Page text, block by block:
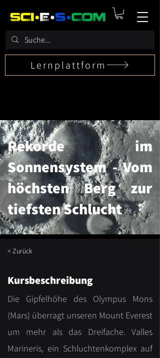
Lernplattform
Rekorde im
Sonnensystem - Vom
höchsten Berg zur
tiefsten Schlucht
< Zurück
Kursbeschreibung
Die Gipfelhöhe des Olympus Mons
(Mars) überragt unseren Mount Everest
um mehr als das Dreifache. Valles
Marineris, ein Schluchtenkomplex auf